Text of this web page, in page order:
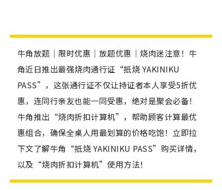
牛角放题｜限时优惠｜放题优惠｜烧肉迷注意！牛
角近日推出最强烧肉通行证“抵烧 YAKINIKU
PASS”，这张通行证不仅让持证者本人享受5折优
惠，连同行亲友也能一同受惠，绝对是聚会必备！
牛角推出“烧肉折扣计算机”，帮助顾客计算最优
惠组合，确保全桌人用最划算的价格吃饱！立即拉
下文了解牛角“抵烧 YAKINIKU PASS”购买详情，
以及“烧肉折扣计算机”使用方法！